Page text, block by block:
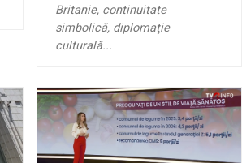
Britanie, continuitate
simbolică, diplomaţie
culturală...